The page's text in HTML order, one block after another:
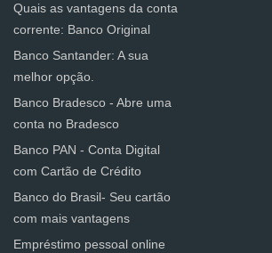
Quais as vantagens da conta
corrente: Banco Original
Banco Santander: A sua
melhor opção.
Banco Bradesco - Abre uma
conta no Bradesco
Banco PAN - Conta Digital
com Cartão de Crédito
Banco do Brasil- Seu cartão
com mais vantagens
Empréstimo pessoal online